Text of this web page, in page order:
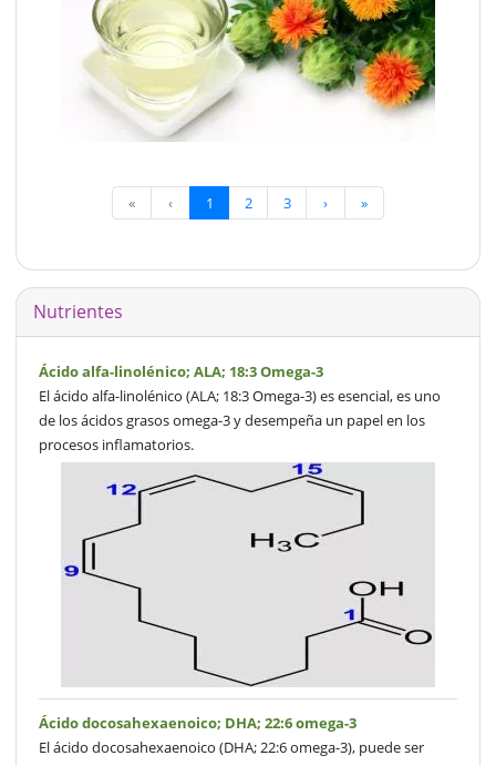
« ‹ 1 2 3 › »
Nutrientes
Ácido alfa-linolénico; ALA; 18:3 Omega-3
El ácido alfa-linolénico (ALA; 18:3 Omega-3) es esencial, es uno
de los ácidos grasos omega-3 y desempeña un papel en los
procesos inflamatorios.
Ácido docosahexaenoico; DHA; 22:6 omega-3
El ácido docosahexaenoico (DHA; 22:6 omega-3), puede ser